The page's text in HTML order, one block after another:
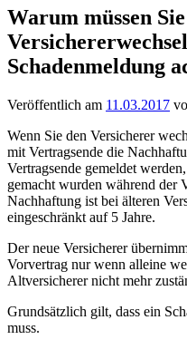
Warum müssen
Schadenmeldung
Veröffentlich am 11.03.2017
Wenn Sie den Versicherer
mit Vertragsende die
Vertragsende gemeldet
gemacht wurden während der
Nachhaftung ist bei älteren
eingeschränkt auf 5 Jahre.
Der neue Versicherer
Vorvertrag nur wenn alleine
Altversicherer nicht mehr
Grundsätzlich gilt, dass ein
muss.